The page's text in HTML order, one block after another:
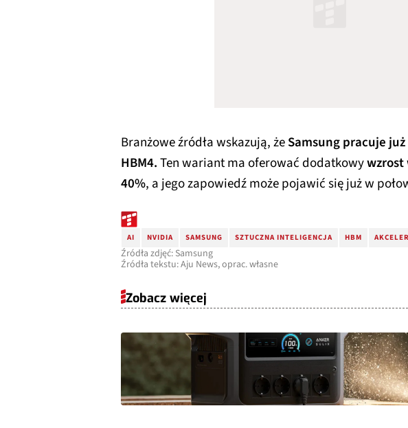
Branżowe źródła wskazują, żeSamsung pracuje
HBM4.Ten wariant ma oferować dodatkowywzrost
40%, a jego zapowiedź może pojawić się już w
AI NVIDIA SAMSUNG SZTUCZNA INTELIGENCJA HBM
Źródła zdjęć: Samsung
Źródła tekstu: Aju News, oprac. własne
Zobacz więcej